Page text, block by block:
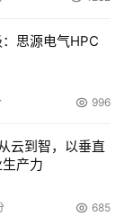
思源电气HPC
996
云到智，以垂直
产力
685